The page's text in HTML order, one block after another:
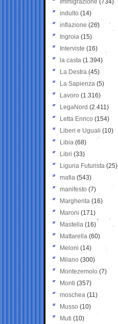
Immigrazione (734)
indulto (14)
inflazione (26)
Ingroia (15)
Interviste (16)
la casta (1.394)
La Destra (45)
La Sapienza (5)
Lavoro (1.316)
LegaNord (2.411)
Letta Enrico (154)
Liberi e Uguali (10)
Libia (68)
Libri (33)
Liguria Futurista (25)
mafia (543)
manifesto (7)
Margherita (16)
Maroni (171)
Mastella (16)
Mattarella (60)
Meloni (14)
Milano (300)
Montezemolo (7)
Monti (357)
moschea (11)
Musso (10)
Muti (10)